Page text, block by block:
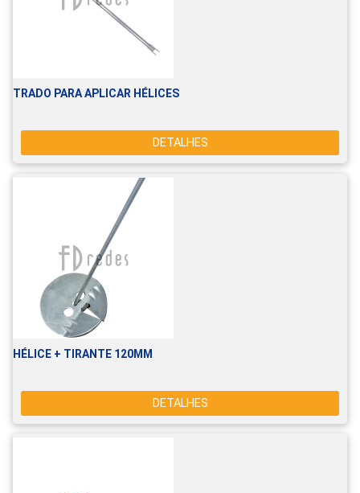
TRADO PARA APLICAR HÉLICES
DETALHES
HÉLICE + TIRANTE 120MM
DETALHES